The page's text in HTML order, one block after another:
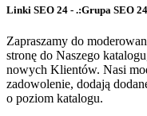
Linki SEO 24 - .:Grupa SEO
Zapraszamy do
stronę do Naszego
nowych Klientów. Nasi
zadowolenie, dodają
o poziom katalogu.